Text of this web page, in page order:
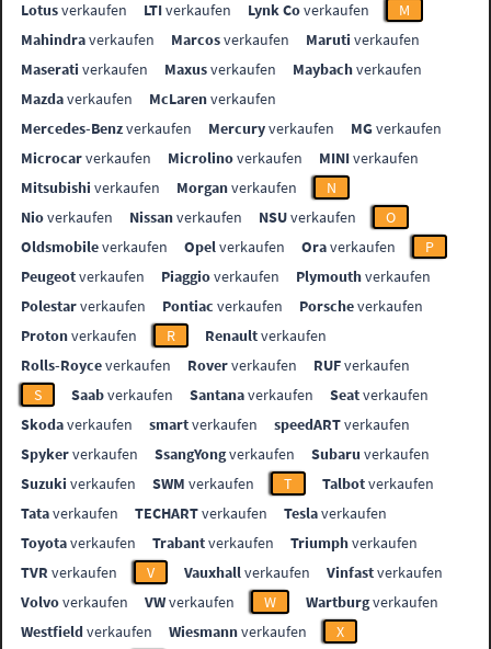
Lotusverkaufen LTIverkaufen Lynk Coverkaufen
M
Mahindraverkaufen Marcosverkaufen Maruti verkaufen
Maserati verkaufen Maxusverkaufen Maybachverkaufen
Mazdaverkaufen McLarenverkaufen
Mercedes-Benzverkaufen Mercuryverkaufen MGverkaufen
Microcarverkaufen Microlinoverkaufen MINIverkaufen
Mitsubishi verkaufen Morganverkaufen
N
Nioverkaufen Nissanverkaufen NSUverkaufen
O
Oldsmobileverkaufen Opelverkaufen Oraverkaufen
P
Peugeotverkaufen Piaggioverkaufen Plymouthverkaufen
Polestarverkaufen Pontiac verkaufen Porscheverkaufen
Protonverkaufen R Renaultverkaufen
Rolls-Royceverkaufen Roververkaufen RUFverkaufen
S
Saabverkaufen Santanaverkaufen Seatverkaufen
Skodaverkaufen smartverkaufen speedARTverkaufen
Spykerverkaufen SsangYongverkaufen Subaru verkaufen
Suzuki verkaufen SWM verkaufen T Talbotverkaufen
Tataverkaufen TECHARTverkaufen Teslaverkaufen
Toyotaverkaufen Trabantverkaufen Triumphverkaufen
TVR verkaufen V Vauxhallverkaufen Vinfastverkaufen
Volvoverkaufen VWverkaufen W Wartburgverkaufen
Westfieldverkaufen Wiesmannverkaufen
X